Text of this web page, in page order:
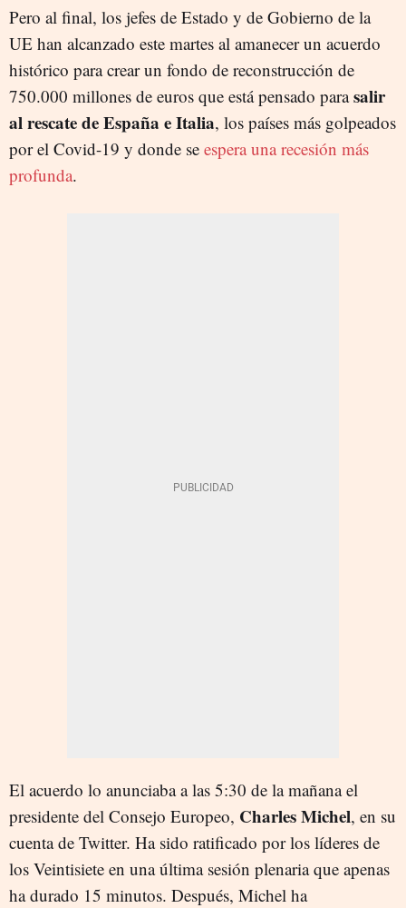
Pero al final, los jefes de Estado y de Gobierno de la
UE han alcanzado este martes al amanecer un acuerdo
histórico para crear un fondo de reconstrucción de
750.000 millones de euros que está pensado parasalir
al rescate de España e Italia, los países más golpeados
por el Covid-19 y donde se espera una recesión más
profunda.
El acuerdo lo anunciaba a las 5:30 de la mañana el
presidente del Consejo Europeo, Charles Michel, en su
cuenta de Twitter. Ha sido ratificado por los líderes de
los Veintisiete en una última sesión plenaria que apenas
ha durado 15 minutos. Después, Michel ha